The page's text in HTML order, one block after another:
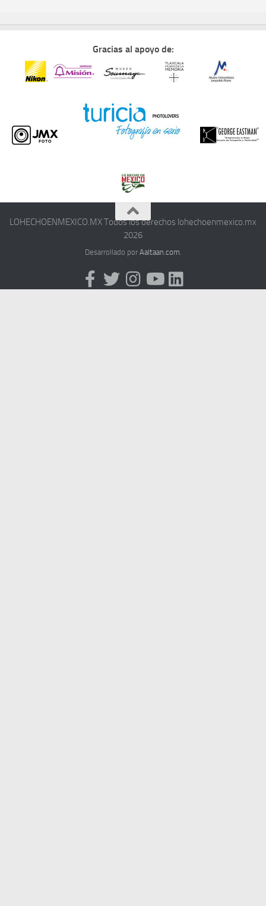
Gracias al apoyo de:
LOHECHOENMEXICO.MX Todos los derechos lohechoenmexico.mx
2026
Desarrollado por Aaltaan.com.